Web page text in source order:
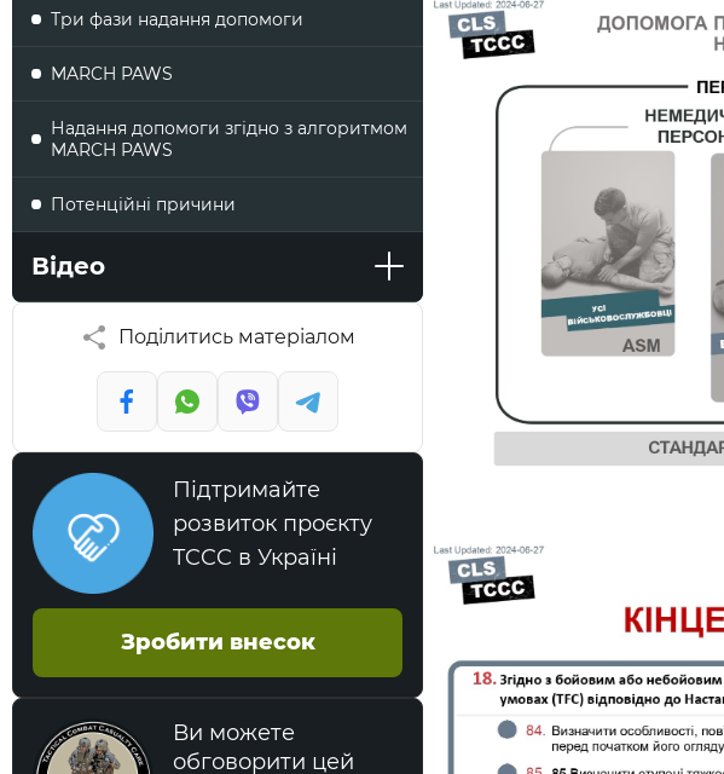
Три фази надання допомоги
MARCH PAWS
Надання допомоги згідно з алгоритмом
MARCH PAWS
Потенційні причини
Електричні опіки
Хімічні опіки
Тяжкість опіків
Правило дев’яток
Допомога при опіках
Допомога при опіках + попередження
гіпотермії
Відео
Поділитись матеріалом
Підтримайте
розвиток проєкту
TCCC в Україні
Зробити внесок
Ви можете
обговорити цей